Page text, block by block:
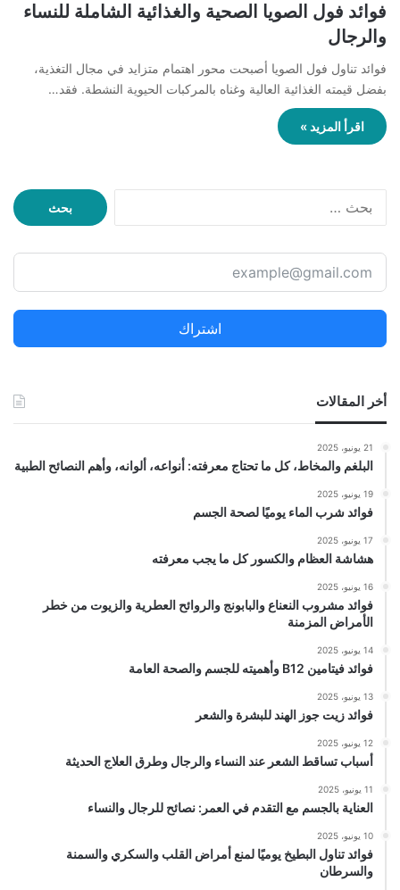
فوائد فول الصويا الصحية والغذائية الشاملة للنساء
والرجال
فوائد تناول فول الصويا أصبحت محور اهتمام متزايد في مجال التغذية،
بفضل قيمته الغذائية العالية وغناه بالمركبات الحيوية النشطة. فقد…
اقرأ المزيد »
ح
ع
ن
اشتراك
أخر المقالات
21 يونيو، 2025
البلغم والمخاط، كل ما تحتاج معرفته: أنواعه، ألوانه، وأهم النصائح الطبية
19 يونيو، 2025
فوائد شرب الماء يوميًا لصحة الجسم
17 يونيو، 2025
هشاشة العظام والكسور كل ما يجب معرفته
16 يونيو، 2025
فوائد مشروب النعناع والبابونج والروائح العطرية والزيوت من خطر
الأمراض المزمنة
14 يونيو، 2025
فوائد فيتامين B12 وأهميته للجسم والصحة العامة
13 يونيو، 2025
فوائد زيت جوز الهند للبشرة والشعر
12 يونيو، 2025
أسباب تساقط الشعر عند النساء والرجال وطرق العلاج الحديثة
11 يونيو، 2025
العناية بالجسم مع التقدم في العمر: نصائح للرجال والنساء
10 يونيو، 2025
فوائد تناول البطيخ يوميًا لمنع أمراض القلب والسكري والسمنة
والسرطان